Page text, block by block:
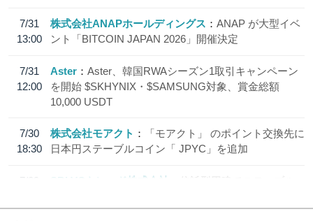
7/31
13:00
株式会社ANAPホールディングス
ANAP が大型イベ
ント「BITCOIN JAPAN 2026」開催決定
7/31
12:00
Aster
Aster、韓国RWAシーズン1取引キャンペーン
を開始 $SKHYNIX・$SAMSUNG対象、賞金総額
10,000 USDT
7/30
18:30
株式会社モアクト
「モアクト」 のポイント交換先に
日本円ステーブルコイン「 JPYC」を追加
7/29
SBI VCトレード株式会社
信託型円建てステーブル